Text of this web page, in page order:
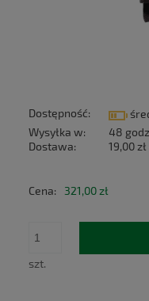
Dostępność:
Wysyłka w:
48
Dostawa:
19,00 zł
Cena nie zawiera
Cena: 321,00 zł
szt.